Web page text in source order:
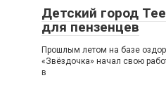
Детский город
для пензенцев
Прошлым летом на базе
«Звёздочка» начал свою
в